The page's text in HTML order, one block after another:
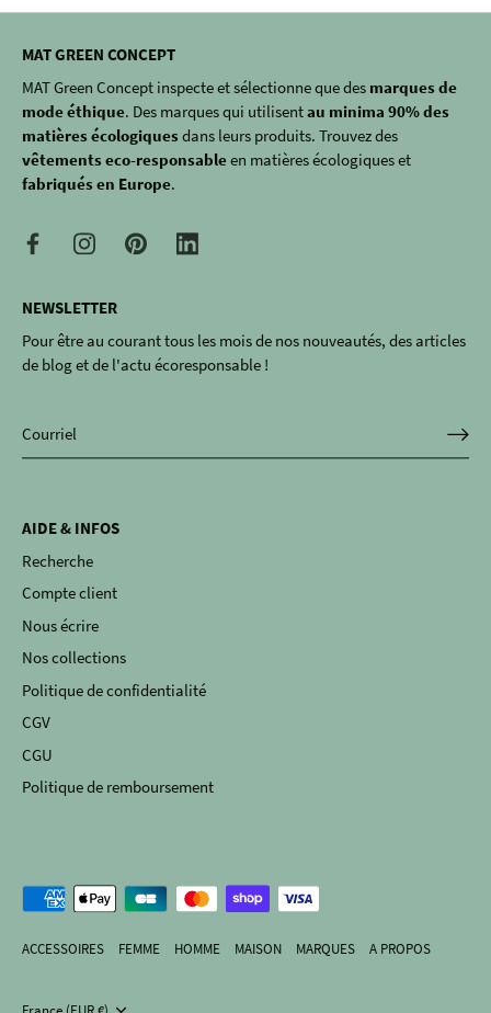
MAT GREEN CONCEPT
MAT Green Concept inspecte et sélectionne que des marques de
mode éthique. Des marques qui utilisentau minima 90% des
matières écologiques dans leurs produits. Trouvez des
vêtements eco-responsableen matières écologiques et
fabriqués en Europe.
NEWSLETTER
Pour être au courant tous les mois de nos nouveautés, des articles
de blog et de l'actu écoresponsable !
AIDE & INFOS
Recherche
Compte client
Nous écrire
Nos collections
Politique de confidentialité
CGV
CGU
Politique de remboursement
ACCESSOIRES FEMME HOMME MAISON MARQUES A PROPOS